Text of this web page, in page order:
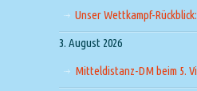
Unser Wettkampf-
3. August 2026
Mitteldistanz-DM beim 5.